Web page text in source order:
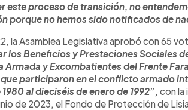
este proceso de transición, no
porque no hemos sido notificados de
la Asamblea Legislativa aprobó con 65
los Beneficios y Prestaciones Sociales
Armada y Excombatientes del Frente
participaron en el conflicto armado
al dieciséis de enero de 1992”, con la
de 2023, el Fondo de Protección de